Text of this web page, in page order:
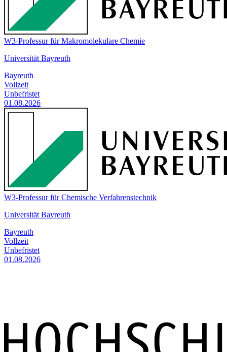
W3-Professur für Makromolekulare Chemie
Universität Bayreuth
Bayreuth
Vollzeit
Unbefristet
01.08.2026
W3-Professur für Chemische Verfahrenstechnik
Universität Bayreuth
Bayreuth
Vollzeit
Unbefristet
01.08.2026